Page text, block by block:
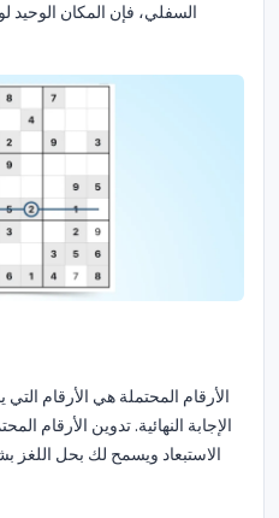
الأرقام المحتملة هي الأرقام
الإجابة النهائية. تدوين الأرقام
الاستبعاد ويسمح لك بحل